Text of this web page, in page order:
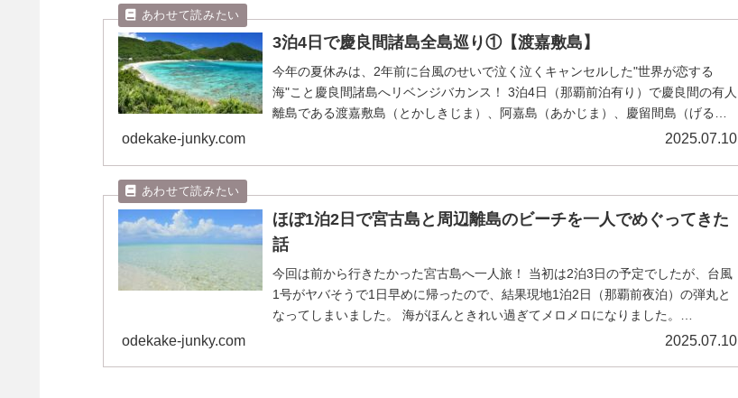
3泊4日で慶良間諸島全島巡り①【渡嘉敷島】
今年の夏休みは、2年前に台風のせいで泣く泣くキャンセルした"世界が恋する
海"こと慶良間諸島へリベンジバカンス！ 3泊4日（那覇前泊有り）で慶良間の有人
離島である渡嘉敷島（とかしきじま）、阿嘉島（あかじま）、慶留間島（げるま
odekake-junky.com 2025.07.10
ほぼ1泊2日で宮古島と周辺離島のビーチを一人でめぐってきた
話
今回は前から行きたかった宮古島へ一人旅！ 当初は2泊3日の予定でしたが、台風
1号がヤバそうで1日早めに帰ったので、結果現地1泊2日（那覇前夜泊）の弾丸と
なってしまいました。 海がほんときれい過ぎてメロメロになりました。
odekake-junky.com 2025.07.10